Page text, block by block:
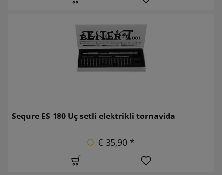
Sequre ES-180 Uç setli elektrikli tornavida
€ 35,90 *